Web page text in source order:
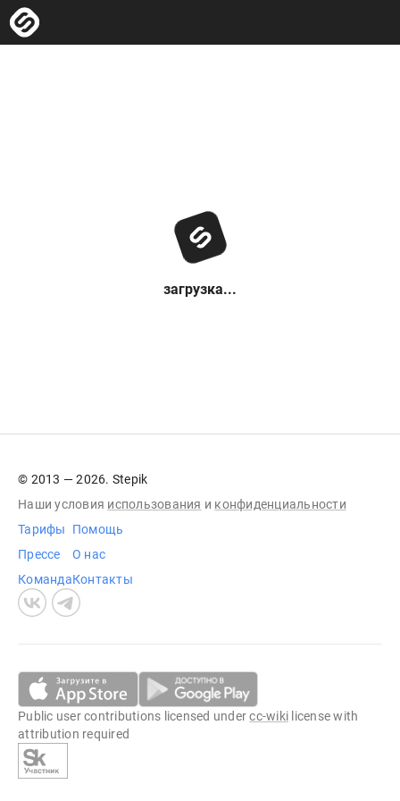
загрузка...
© 2013 — 2026. Stepik
Наши условия использования и конфиденциальности
Тарифы
Прессе
Команда
Помощь
О нас
Контакты
Public user contributions licensed undercc-wiki license with
attribution required